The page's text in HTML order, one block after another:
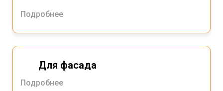
Подробнее
Для фасада
Подробнее